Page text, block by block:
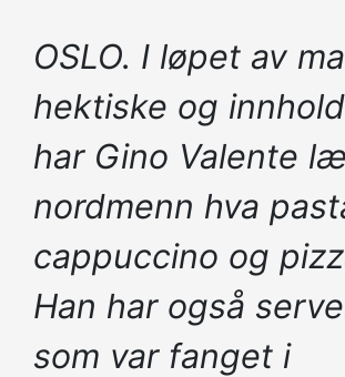
OSLO. I løpet av
hektiske og
har Gino Valente
nordmenn hva
cappuccino og
Han har også
som var fanget i